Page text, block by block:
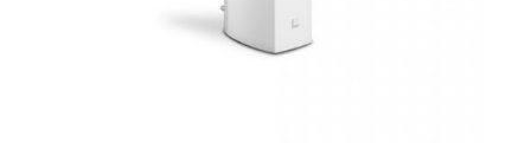
NIEUWS
CONTACT